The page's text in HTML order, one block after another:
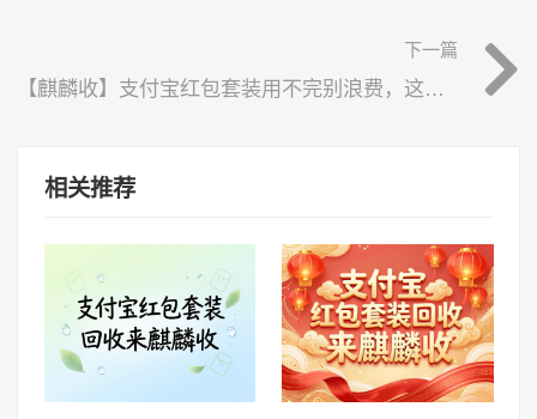
下一篇
【麒麟收】支付宝红包套装用不完别浪费，这样处理更省心
相关推荐